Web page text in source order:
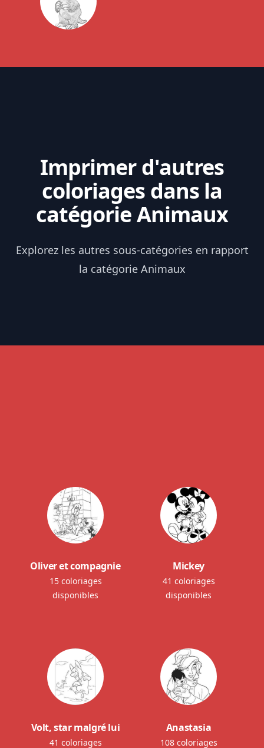
Imprimer d'autres
coloriages dans la
catégorie Animaux
Explorez les autres sous-catégories en rapport
la catégorie Animaux
Oliver et compagnie
15 coloriages
disponibles
Mickey
41 coloriages
disponibles
Volt, star malgré lui
41 coloriages
Anastasia
108 coloriages